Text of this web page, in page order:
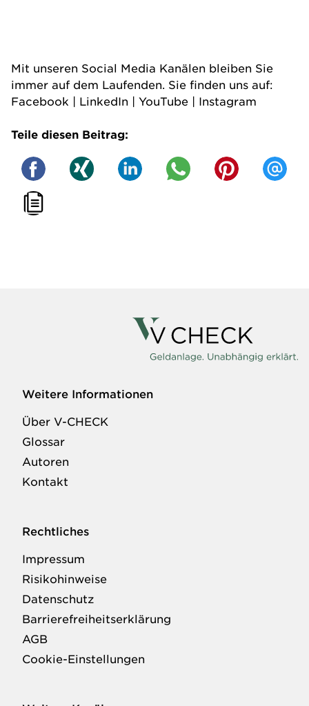
Mit unseren Social Media Kanälen bleiben Sie
immer auf dem Laufenden. Sie finden uns auf:
Facebook | LinkedIn | YouTube | Instagram
Teile diesen Beitrag:
Weitere Informationen
Über V-CHECK
Glossar
Autoren
Kontakt
Rechtliches
Impressum
Risikohinweise
Datenschutz
Barrierefreiheitserklärung
AGB
Cookie-Einstellungen